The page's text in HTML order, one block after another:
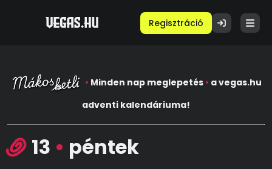
Regisztráció
• Minden nap meglepetés • a vegas.hu
adventi kalendáriuma!
13 • péntek